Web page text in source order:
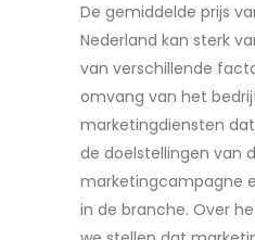
De gemiddelde prijs
Nederland kan sterk
van verschillende
omvang van het
marketingdiensten
de doelstellingen van
marketingcampagne
in de branche. Over